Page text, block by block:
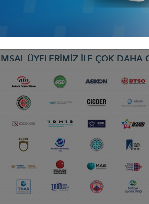
ÜYELERİMİZ İLE ÇOK DAHA